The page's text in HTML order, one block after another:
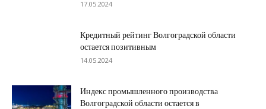
17.05.2024
Кредитный рейтинг Волгоградской области
остается позитивным
14.05.2024
Индекс промышленного производства
Волгоградской области остается в